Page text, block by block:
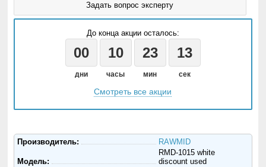
Задать вопрос эксперту
До конца акции осталось:
00 10 23 10
дни часы мин сек
Смотреть все акции
Производитель: RAWMID
Модель:
RMD-1015 white
discount used